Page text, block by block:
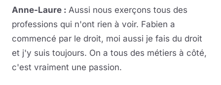
Anne-Laure : Aussi nous exerçons tous des
professions qui n'ont rien à voir. Fabien a
commencé par le droit, moi aussi je fais du droit
et j'y suis toujours. On a tous des métiers à côté,
c'est vraiment une passion.